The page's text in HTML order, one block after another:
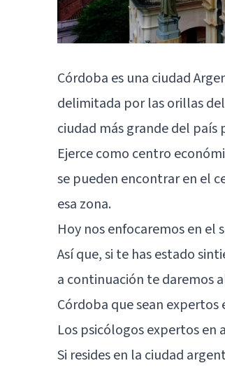
Córdoba es una ciudad
delimitada por las orillas
ciudad más grande del
Ejerce como centro
se pueden encontrar en el
esa zona.
Hoy nos enfocaremos en el
Así que, si te has estado
a continuación te daremos
Córdoba que sean expertos
Los psicólogos expertos en
Si resides en la ciudad